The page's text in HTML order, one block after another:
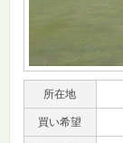
所在地
買い希望